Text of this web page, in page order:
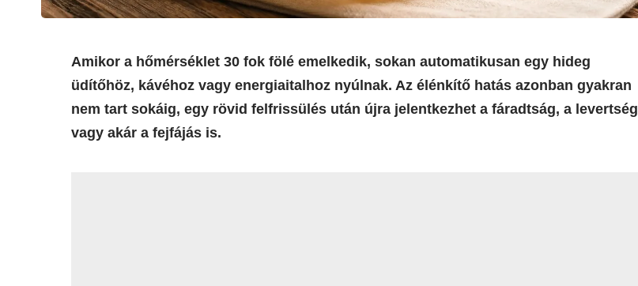
Amikor a hőmérséklet 30 fok fölé emelkedik, sokan automatikusan egy hideg
üdítőhöz, kávéhoz vagy energiaitalhoz nyúlnak. Az élénkítő hatás azonban gyakran
nem tart sokáig, egy rövid felfrissülés után újra jelentkezhet a fáradtság, a levertség
vagy akár a fejfájás is.